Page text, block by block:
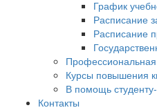
График
Расписание
Расписание
Профессиональная
Курсы повышения
В помощь
Контакты